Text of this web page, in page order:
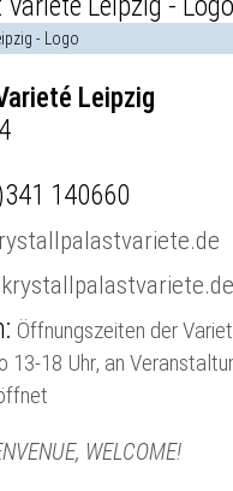
- Logo
Leipzig
140660
Öffnungszeiten der
13-18 Uhr, an
WELCOME!